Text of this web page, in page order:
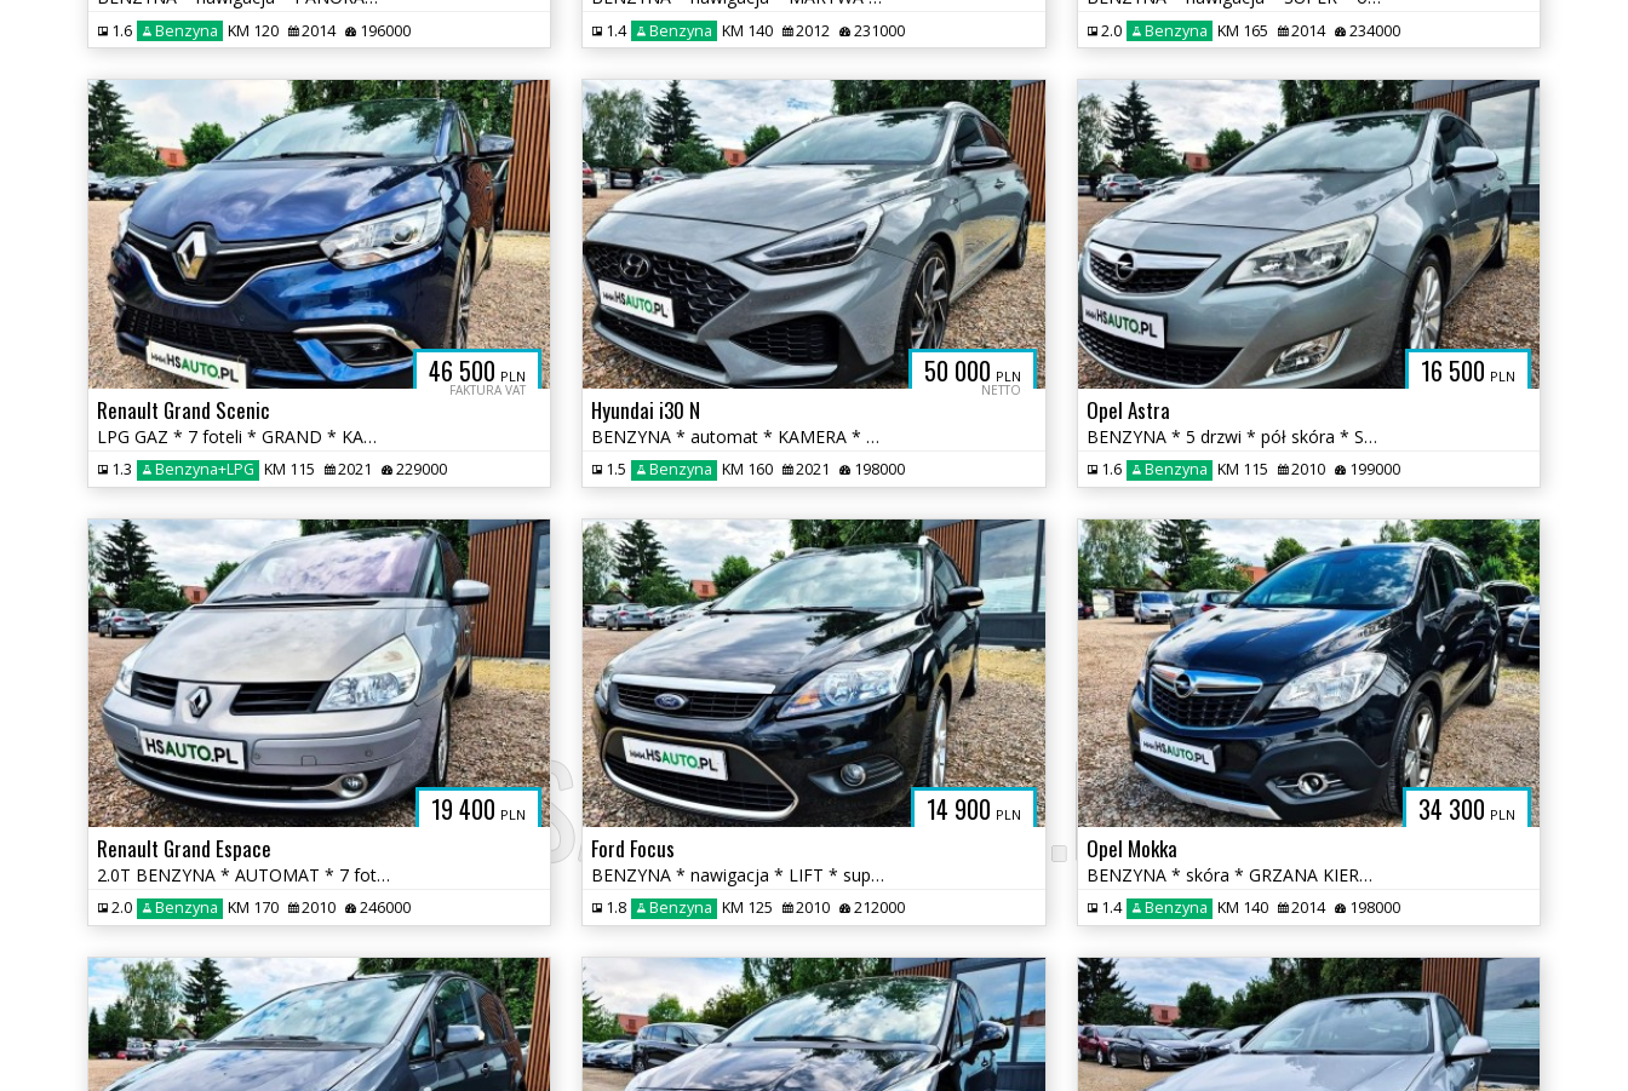
1.6 Benzyna KM 120 2014 196000 1.4 Benzyna KM 140 2012 231000 2.0 Benzyna KM 165 2014 234000
46 500 PLN
FAKTURA VAT
Renault Grand Scenic
LPG GAZ * 7 foteli * GRAND * KAMERA * nawigacja * super * okazja
1.3 Benzyna+LPG KM 115 2021 229000
50 000 PLN
NETTO
Hyundai i30 N
BENZYNA * automat * KAMERA * NLine * alcantara * FULL * hybryda
1.5 Benzyna KM 160 2021 198000
16 500 PLN
Opel Astra
BENZYNA * 5 drzwi * pół skóra * SUPER * OKAZJA * polecamy
1.6 Benzyna KM 115 2010 199000
19 400 PLN
Renault Grand Espace
2.0T BENZYNA * AUTOMAT * 7 foteli * GRAND * 2x PDC * polecamy * okazja
2.0 Benzyna KM 170 2010 246000
14 900 PLN
Ford Focus
BENZYNA * nawigacja * LIFT * super * okazja * POLECAMY
1.8 Benzyna KM 125 2010 212000
34 300 PLN
Opel Mokka
BENZYNA * skóra * GRZANA KIEROWNICA * kamera * FULL * okazja
1.4 Benzyna KM 140 2014 198000
HSAUTO.COM.PL